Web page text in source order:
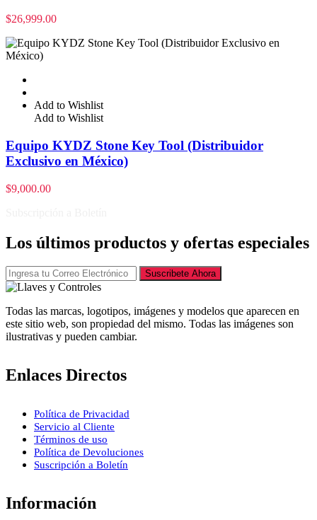
$26,999.00
Add to Wishlist
Add to Wishlist
Equipo KYDZ Stone Key Tool (Distribuidor
Exclusivo en México)
$9,000.00
Los últimos productos y ofertas especiales
Suscribete Ahora
Todas las marcas, logotipos, imágenes y modelos que aparecen en
este sitio web, son propiedad del mismo. Todas las imágenes son
ilustrativas y pueden cambiar.
Enlaces Directos
Política de Privacidad
Servicio al Cliente
Términos de uso
Política de Devoluciones
Suscripción a Boletín
Información